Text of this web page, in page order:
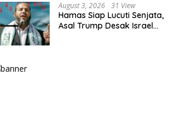
August 3, 2026 31 View
Hamas Siap Lucuti Senjata,
Asal Trump Desak Israel